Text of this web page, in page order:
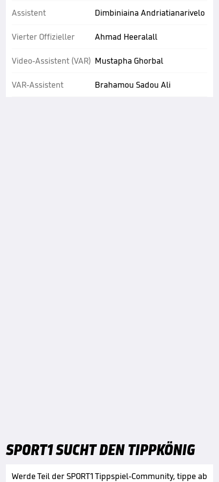
Assistent
Vierter Offizieller
Video-Assistent (VAR)
VAR-Assistent
Dimbiniaina Andriatianarivelo
Ahmad Heeralall
Mustapha Ghorbal
Brahamou Sadou Ali
SPORT1 SUCHT DEN TIPPKÖNIG
Werde Teil der SPORT1 Tippspiel-Community, tippe ab